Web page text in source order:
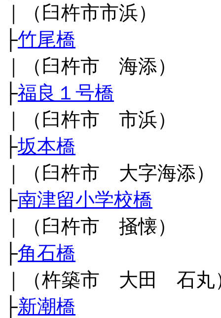
｜（臼杵市市浜）
├竹尾橋
｜（臼杵市 海添）
├福良１号橋
｜（臼杵市 市浜）
├坂本橋
｜（臼杵市 大字海添）
├南津留小学校橋
｜（臼杵市 掻懐）
├角石橋
｜（杵築市 大田 石丸
├新潮橋